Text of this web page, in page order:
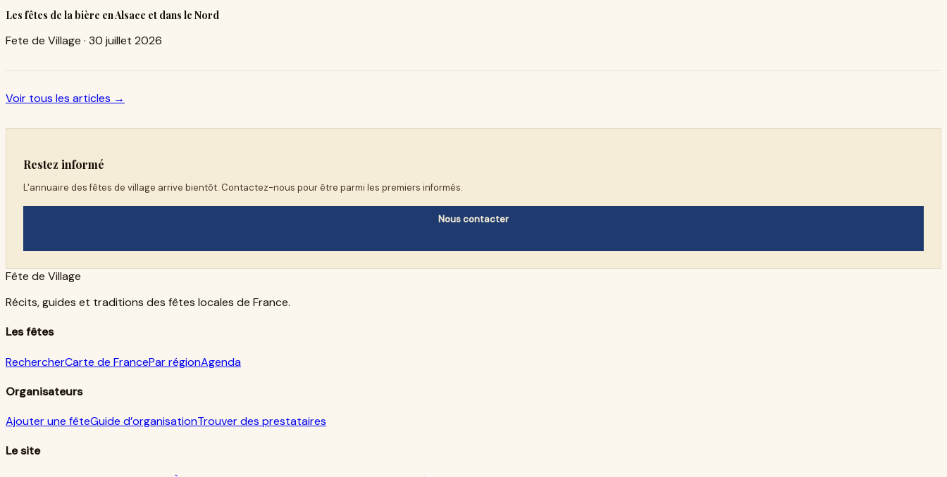
Les fêtes de la bière en Alsace et dans le Nord
Fete de Village · 30 juillet 2026
Voir tous les articles →
Restez informé
L'annuaire des fêtes de village arrive bientôt. Contactez-nous pour être parmi les premiers informés.
Nous contacter
Fête de Village
Récits, guides et traditions des fêtes locales de France.
Les fêtes
RechercherCarte de FrancePar régionAgenda
Organisateurs
Ajouter une fêteGuide d’organisationTrouver des prestataires
Le site